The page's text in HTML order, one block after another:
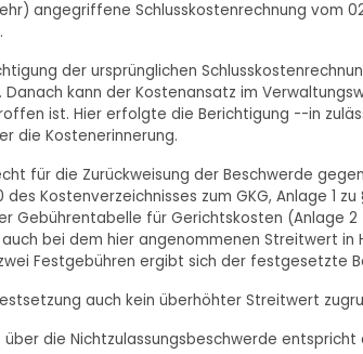
angegriffene Schlusskostenrechnung vom
der ursprünglichen
Danach kann der Kostenansatz im
ist. Hier erfolgte die Berichtigung --in
die Kostenerinnerung.
für die Zurückweisung der Beschwerde
Kostenverzeichnisses zum GKG, Anlage 1
Gebührentabelle für Gerichtskosten (Anlage 2
bei dem hier angenommenen Streitwert in
Festgebühren ergibt sich der festgesetzte
auch kein überhöhter Streitwert
die Nichtzulassungsbeschwerde